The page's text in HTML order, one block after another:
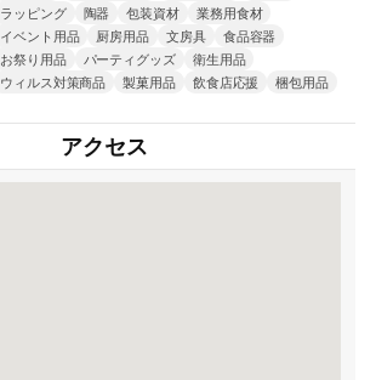
ラッピング
陶器 包装資材
業務用食材
イベント用品
厨房用品 文房具
食品容器
お祭り用品
パーティグッズ
衛生用品
ウィルス対策商品
製菓用品 飲食店応援 梱包用品
アクセス